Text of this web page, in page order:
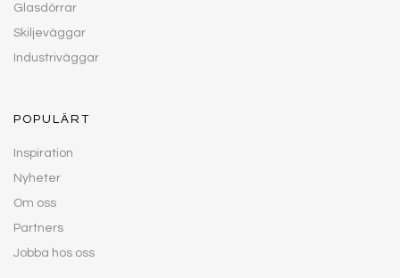
Glasdörrar
Skiljeväggar
Industriväggar
POPULÄRT
Inspiration
Nyheter
Om oss
Partners
Jobba hos oss